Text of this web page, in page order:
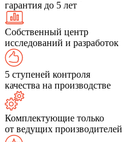
гарантия до 5 лет
Собственный центр
исследований и разработок
5 ступеней контроля
качества на производстве
Комплектующие только
от ведущих производителей